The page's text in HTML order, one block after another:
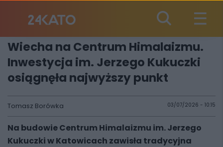
Wiecha na Centrum Himalaizmu.
Inwestycja im. Jerzego Kukuczki
osiągnęła najwyższy punkt
Tomasz Borówka 03/07/2026 - 10:15
Na budowie Centrum Himalaizmu im. Jerzego
Kukuczki w Katowicach zawisła tradycyjna